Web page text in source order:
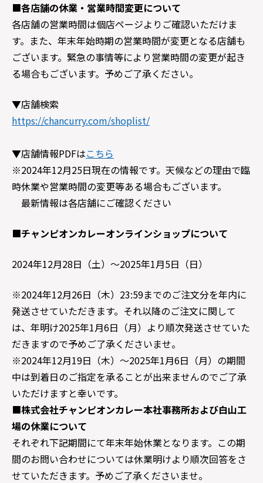
■各店舗の休業・営業時間変更について
各店舗の営業時間は個店ページよりご確認いただけま
す。また、年末年始時期の営業時間が変更となる店舗も
ございます。緊急の事情等により営業時間の変更が起き
る場合もございます。予めご了承ください。
▼店舗検索
https://chancurry.com/shoplist/
▼店舗情報PDFはこちら
※2024年12月25日現在の情報です。天候などの理由で臨
時休業や営業時間の変更等ある場合もございます。
最新情報は各店舗にご確認ください
■チャンピオンカレーオンラインショップについて
2024年12月28日（土）～2025年1月5日（日）
※2024年12月26日（木）23:59までのご注文分を年内に
発送させていただきます。それ以降のご注文に関して
は、年明け2025年1月6日（月）より順次発送させていた
だきますので予めご了承くださいませ。
※2024年12月19日（木）～2025年1月6日（月）の期間
中は到着日のご指定を承ることが出来ませんのでご了承
いただけますと幸いです。
■株式会社チャンピオンカレー本社事務所および白山工
場の休業について
それぞれ下記期間にて年末年始休業となります。この期
間のお問い合わせについては休業明けより順次回答をさ
せていただきます。予めご了承くださいませ。